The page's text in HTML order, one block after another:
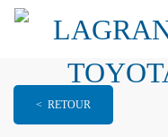
< RETOUR